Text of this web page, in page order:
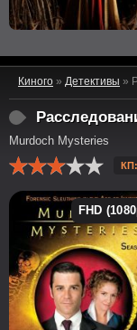
Киного » Детективы »
Murdoch Mysteries
КП:
FHD